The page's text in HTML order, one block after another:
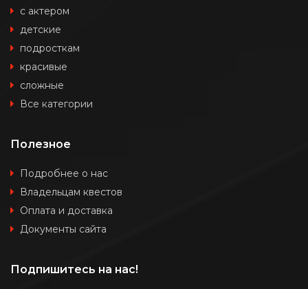
с актером
детские
подросткам
красивые
сложные
Все категории
Полезное
Подробнее о нас
Владельцам квестов
Оплата и доставка
Документы сайта
Подпишитесь на нас!